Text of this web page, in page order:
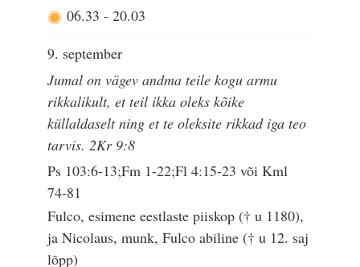
06.33 - 20.03
9. september
Jumal on vägev andma teile kogu armu
rikkalikult, et teil ikka oleks kõike
küllaldaselt ning et te oleksite rikkad iga teo
tarvis. 2Kr 9:8
Ps 103:6-13;Fm 1-22;Fl 4:15-23 või Kml
74-81
Fulco, esimene eestlaste piiskop († u 1180),
ja Nicolaus, munk, Fulco abiline († u 12. saj
lõpp)